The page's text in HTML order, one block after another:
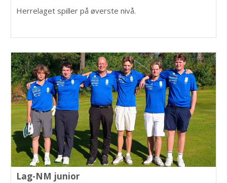
Herrelaget spiller på øverste nivå.
Lag-NM junior